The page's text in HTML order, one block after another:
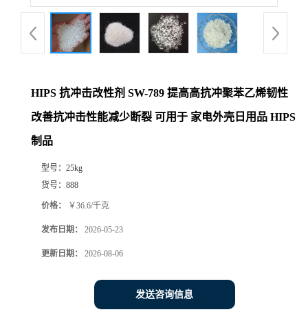
HIPS 抗冲击改性剂 SW-789 提高高抗冲聚苯乙烯韧性
改善抗冲击性能减少断裂 可用于 家电外壳日用品 HIPS
制品
型号： 25kg
货号： 888
价格： ￥36.6/千克
发布日期： 2026-05-23
更新日期： 2026-08-06
发送咨询信息